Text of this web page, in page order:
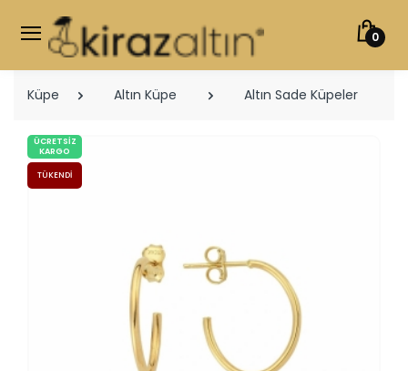
0
Küpe Altın Küpe Altın Sade Küpeler
ÜCRETSIZ
KARGO
TÜKENDI